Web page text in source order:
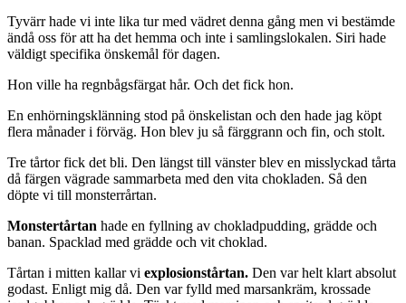
Tyvärr hade vi inte lika tur med vädret denna gång men vi bestämde
ändå oss för att ha det hemma och inte i samlingslokalen. Siri hade
väldigt specifika önskemål för dagen.
Hon ville ha regnbågsfärgat hår. Och det fick hon.
En enhörningsklänning stod på önskelistan och den hade jag köpt
flera månader i förväg. Hon blev ju så färggrann och fin, och stolt.
Tre tårtor fick det bli. Den längst till vänster blev en misslyckad tårta
då färgen vägrade sammarbeta med den vita chokladen. Så den
döpte vi till monsterrårtan.
Monstertårtan hade en fyllning av chokladpudding, grädde och
banan. Spacklad med grädde och vit choklad.
Tårtan i mitten kallar vi explosionstårtan. Den var helt klart absolut
godast. Enligt mig då. Den var fylld med marsankräm, krossade